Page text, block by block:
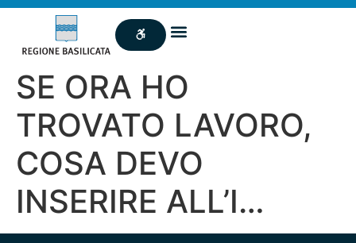
SE ORA HO
TROVATO LAVORO,
COSA DEVO
INSERIRE ALL’I…